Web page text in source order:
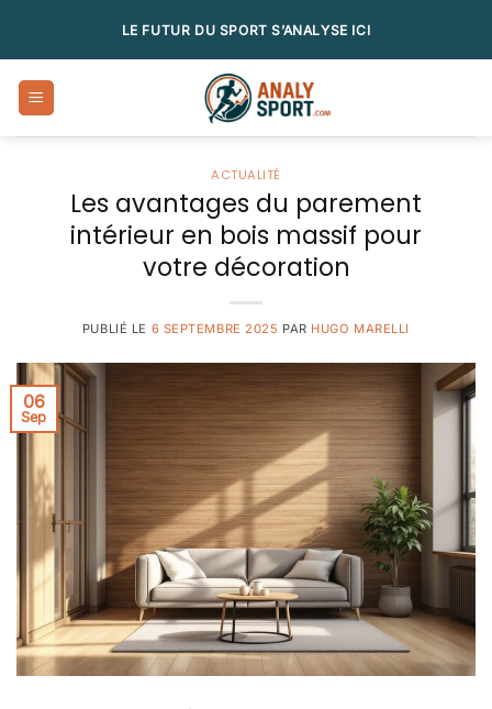
LE FUTUR DU SPORT S’ANALYSE ICI
ACTUALITÉ
Les avantages du parement
intérieur en bois massif pour
votre décoration
PUBLIÉ LE 6 SEPTEMBRE 2025 PAR HUGO MARELLI
06
Sep